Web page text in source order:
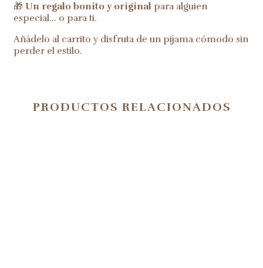
🎁 Un regalo bonito y original para alguien
especial… o para ti.
Añádelo al carrito y disfruta de un pijama cómodo sin
perder el estilo.
PRODUCTOS RELACIONADOS